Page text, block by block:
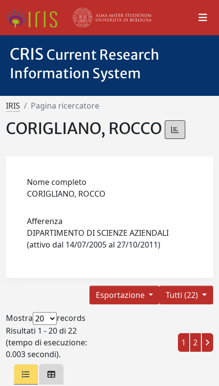
CRIS Current Research
Information System
IRIS Pagina ricercatore
CORIGLIANO, ROCCO
Nome completo
CORIGLIANO, ROCCO
Afferenza
DIPARTIMENTO DI SCIENZE AZIENDALI
(attivo dal 14/07/2005 al 27/10/2011)
Tutti (22)
Esportazione
Mostra
records
Risultati 1 - 20 di 22
(tempo di esecuzione:
0.003 secondi).
1 2